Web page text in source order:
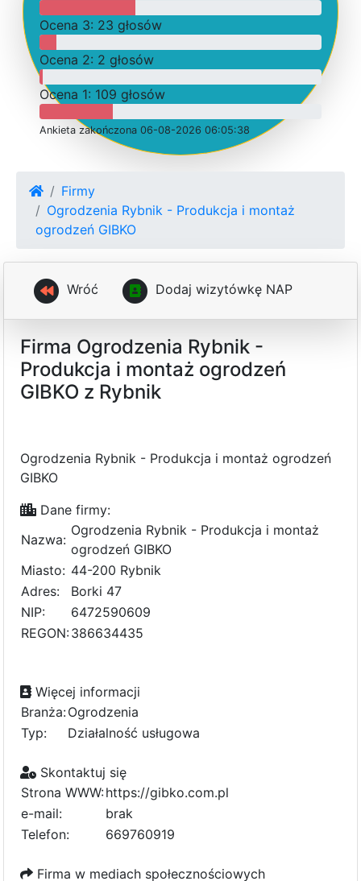
Ocena 3: 23 głosów
Ocena 2: 2 głosów
Ocena 1: 109 głosów
Ankieta zakończona 06-08-2026 06:05:38
Firmy
Ogrodzenia Rybnik - Produkcja i montaż
ogrodzeń GIBKO
Wróć Dodaj wizytówkę NAP
Firma Ogrodzenia Rybnik -
Produkcja i montaż ogrodzeń
GIBKO z Rybnik
Ogrodzenia Rybnik - Produkcja i montaż ogrodzeń
GIBKO
Dane firmy:
Nazwa:
Ogrodzenia Rybnik - Produkcja i montaż
ogrodzeń GIBKO
Miasto: 44-200 Rybnik
Adres:
Borki 47
NIP:
6472590609
REGON:386634435
Więcej informacji
Branża:Ogrodzenia
Typ:
Działalność usługowa
Skontaktuj się
Strona WWW:https://gibko.com.pl
e-mail:
brak
Telefon:
669760919
Firma w mediach społecznościowych